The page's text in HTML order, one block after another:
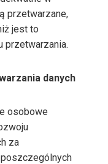
przetwarzane,
jest to
przetwarzania.
danych
osobowe
za